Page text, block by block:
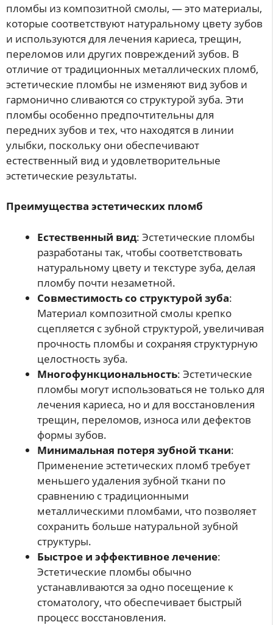
пломбы из композитной смолы, — это материалы,
которые соответствуют натуральному цвету зубов
и используются для лечения кариеса, трещин,
переломов или других повреждений зубов. В
отличие от традиционных металлических пломб,
эстетические пломбы не изменяют вид зубов и
гармонично сливаются со структурой зуба. Эти
пломбы особенно предпочтительны для
передних зубов и тех, что находятся в линии
улыбки, поскольку они обеспечивают
естественный вид и удовлетворительные
эстетические результаты.
Преимущества эстетических пломб
Естественный вид: Эстетические пломбы
разработаны так, чтобы соответствовать
натуральному цвету и текстуре зуба, делая
пломбу почти незаметной.
Совместимость со структурой зуба:
Материал композитной смолы крепко
сцепляется с зубной структурой, увеличивая
прочность пломбы и сохраняя структурную
целостность зуба.
Многофункциональность: Эстетические
пломбы могут использоваться не только для
лечения кариеса, но и для восстановления
трещин, переломов, износа или дефектов
формы зубов.
Минимальная потеря зубной ткани:
Применение эстетических пломб требует
меньшего удаления зубной ткани по
сравнению с традиционными
металлическими пломбами, что позволяет
сохранить больше натуральной зубной
структуры.
Быстрое и эффективное лечение:
Эстетические пломбы обычно
устанавливаются за одно посещение к
стоматологу, что обеспечивает быстрый
процесс восстановления.